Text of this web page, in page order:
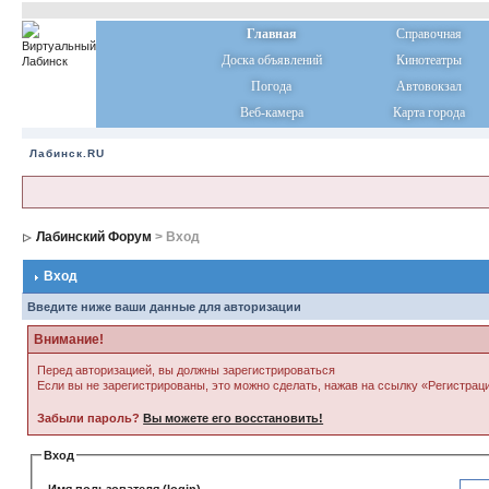
Главная Справочная
Доска объявлений
Кинотеатры
Погода
Автовокзал
Веб-камера
Карта города
Лабинск.RU
Лабинский Форум > Вход
Вход
Введите ниже ваши данные для авторизации
Внимание!
Перед авторизацией, вы должны зарегистрироваться
Если вы не зарегистрированы, это можно сделать, нажав на ссылку
Забыли пароль?Вы можете его восстановить!
Вход